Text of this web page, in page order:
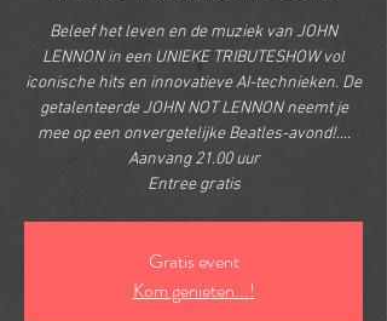
Beleef het leven en de muziek van JOHN
LENNON in een UNIEKE TRIBUTESHOW vol
iconische hits en innovatieve AI-technieken. De
getalenteerde JOHN NOT LENNON neemt je
mee op een onvergetelijke Beatles-avond!....
Aanvang 21.00 uur
Entree gratis
Gratis event
Kom genieten...!